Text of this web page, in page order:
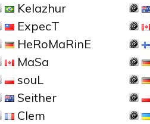
Kelazhur
ExpecT
HeRoMaRinE
MaSa
souL
Seither
Clem